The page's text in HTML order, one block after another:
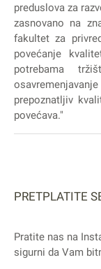
preduslova za
zasnovano na
fakultet za
povećanje
potrebama
prepoznatljiv
povećava."
PRETPLATITE
Pratite nas na
sigurni da Vam